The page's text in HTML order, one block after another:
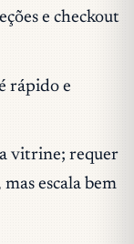
e checkout
rápido e
vitrine; requer
escala bem